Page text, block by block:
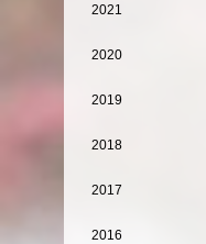
2021
2020
2019
2018
2017
2016